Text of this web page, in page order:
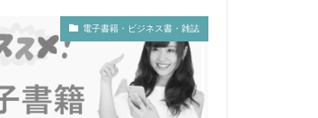
電子書籍・ビジネス書・雑誌